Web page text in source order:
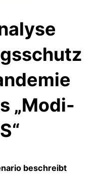
„Modi-
beschreibt